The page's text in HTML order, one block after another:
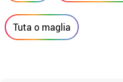
Tuta o maglia